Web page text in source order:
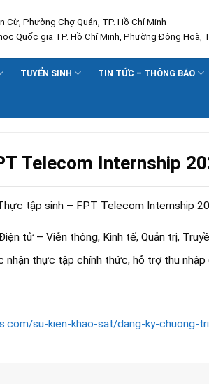
Cừ, Phường Chợ Quán, TP. Hồ Chí Minh
Quốc gia TP. Hồ Chí Minh, Phường Đông Hoà,
TUYỂN SINH TIN TỨC – THÔNG BÁO
Telecom Internship
tập sinh – FPT Telecom Internship
tử – Viễn thông, Kinh tế, Quản trị,
thực tập chính thức, hỗ trợ thu
su-kien-khao-sat/dang-ky-chuong-